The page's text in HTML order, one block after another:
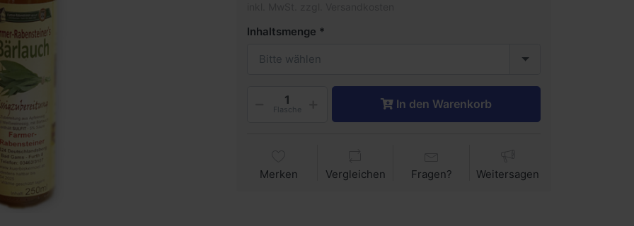
Inhaltsmenge
Bitte wählen
Flasche In den Warenkorb
Merken Vergleichen Fragen? Weitersagen